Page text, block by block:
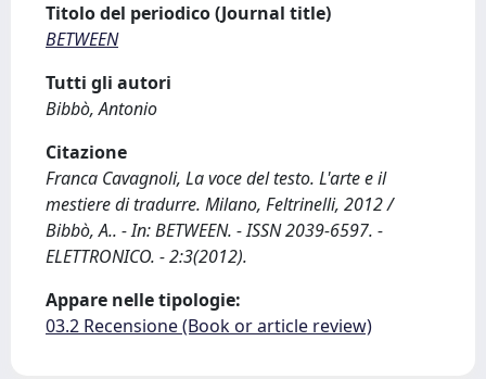
Titolo del periodico (Journal title)
BETWEEN
Tutti gli autori
Bibbò, Antonio
Citazione
Franca Cavagnoli, La voce del testo. L'arte e il
mestiere di tradurre. Milano, Feltrinelli, 2012 /
Bibbò, A.. - In: BETWEEN. - ISSN 2039-6597. -
ELETTRONICO. - 2:3(2012).
Appare nelle tipologie:
03.2 Recensione (Book or article review)